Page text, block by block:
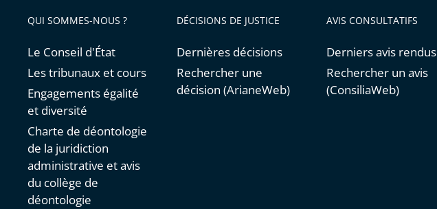
QUI SOMMES-NOUS ?
Le Conseil d'État
Les tribunaux et cours
Engagements égalité
et diversité
Charte de déontologie
de la juridiction
administrative et avis
du collège de
déontologie
DÉCISIONS DE JUSTICE
Dernières décisions
Rechercher une
décision (ArianeWeb)
AVIS CONSULTATIFS
Derniers avis rendus
Rechercher un avis
(ConsiliaWeb)